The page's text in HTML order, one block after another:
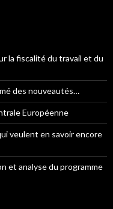
la fiscalité du travail et du
des nouveautés…
Européenne
veulent en savoir encore
et analyse du programme